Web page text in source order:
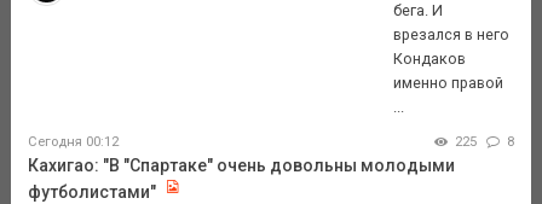
бега. И
врезался в него
Кондаков
именно правой
...
Сегодня 00:12 225 8
Кахигао: "В "Спартаке" очень довольны молодыми
футболистами"